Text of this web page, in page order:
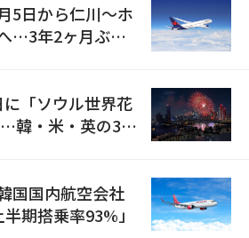
5日から仁川〜ホ
…3年2ヶ月ぶり
「ソウル世界花
韓・米・英の3カ
国国内航空会社
期搭乗率93%」